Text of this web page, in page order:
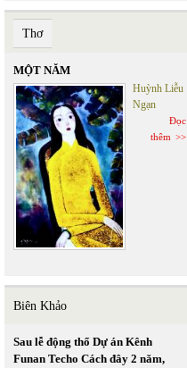
Thơ
MỘT NĂM
Huỳnh Liễu
Ngạn
Đọc
thêm
Biên Khảo
Sau lễ động thổ Dự án Kênh
Funan Techo Cách đây 2 năm,